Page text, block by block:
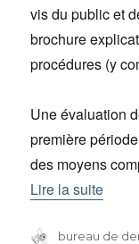
vis du public et
brochure
procédures (y
Une évaluation
première
des moyens
Lire la suite
Auteur
bureau de